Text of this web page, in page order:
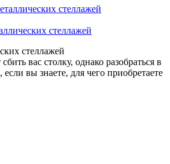
стеллажей
стеллажей
вас столку, однако разобраться в
вы знаете, для чего приобретаете